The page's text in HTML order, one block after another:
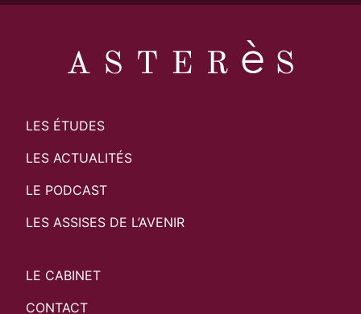
LES ÉTUDES
LES ACTUALITÉS
LE PODCAST
LES ASSISES DE L’AVENIR
LE CABINET
CONTACT